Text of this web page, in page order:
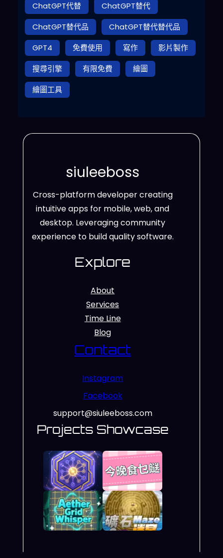
ChatGPT代替
ChatGPT替代
ChatGPT替代品
ChatGPT替代替代品
GPT4
免費使用 寫作
影片製作
搜尋引擎
有限免費
繪圖
繪圖工具
siuleeboss
Cross-platform developer creating
intuitive apps for mobile, web, and
desktop. Leveraging community
experience to build quality software.
Explore
About
Services
Time Line
Blog
Contact
Instagram
Facebook
support@siuleeboss.com
Projects Showcase